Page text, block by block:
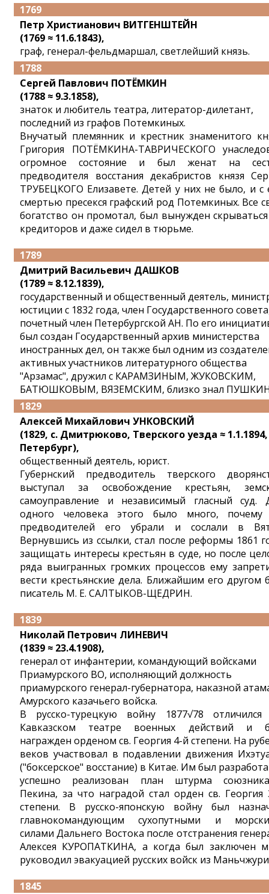
1769
Петр Христианович ВИТГЕНШТЕЙН
(1769 ≈ 11.6.1843),
граф, генерал-фельдмаршал, светлейший князь.
1788
Сергей Павлович ПОТЁМКИН
(1788 ≈ 9.3.1858),
знаток и любитель театра, литератор-дилетант,
последний из графов Потемкиных.
Внучатый племянник и крестник знаменитого
Григория ПОТЁМКИНА-ТАВРИЧЕСКОГО
огромное состояние и был женат на
предводителя восстания декабристов князя
ТРУБЕЦКОГО Елизавете. Детей у них не было, и с
смертью пресекся графский род Потемкиных. Все
богатство он промотал, был вынужден
кредиторов и даже сидел в тюрьме.
1789
Дмитрий Васильевич ДАШКОВ
(1789 ≈ 8.12.1839),
государственный и общественный деятель,
юстиции с 1832 года, член Государственного
почетный член Петербургской АН. По его
был создан Государственный архив министерства
иностранных дел, он также был одним из
активных участников литературного общества
"Арзамас", дружил с КАРАМЗИНЫМ, ЖУКОВСКИМ,
БАТЮШКОВЫМ, ВЯЗЕМСКИМ, близко знал
1829
Алексей Михайлович УНКОВСКИЙ
(1829, с. Дмитрюково, Тверского уезда ≈ 1.1.1894,
Петербург),
общественный деятель, юрист.
Губернский предводитель тверского
выступал за освобождение крестьян,
самоуправление и независимый гласный суд.
одного человека этого было много, почему
предводителей его убрали и сослали в
Вернувшись из ссылки, стал после реформы 1861
защищать интересы крестьян в суде, но после
ряда выигранных громких процессов ему
вести крестьянские дела. Ближайшим его другом
писатель М. Е. САЛТЫКОВ-ЩЕДРИН.
1839
Николай Петрович ЛИНЕВИЧ
(1839 ≈ 23.4.1908),
генерал от инфантерии, командующий войсками
Приамурского ВО, исполняющий должность
приамурского генерал-губернатора, наказной
Амурского казачьего войска.
В русско-турецкую войну 1877√78
Кавказском театре военных действий и
награжден орденом св. Георгия 4-й степени. На
веков участвовал в подавлении движения
("боксерское" восстание) в Китае. Им был
успешно реализован план штурма
Пекина, за что наградой стал орден св. Георгия
степени. В русско-японскую войну был
главнокомандующим сухопутными и
силами Дальнего Востока после отстранения
Алексея КУРОПАТКИНА, а когда был заключен
руководил эвакуацией русских войск из
1845